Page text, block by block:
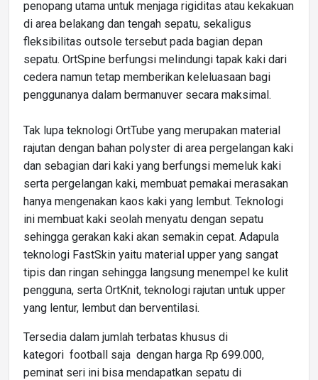
penopang utama untuk menjaga rigiditas atau kekakuan
di area belakang dan tengah sepatu, sekaligus
fleksibilitas outsole tersebut pada bagian depan
sepatu. OrtSpine berfungsi melindungi tapak kaki dari
cedera namun tetap memberikan keleluasaan bagi
penggunanya dalam bermanuver secara maksimal.
Tak lupa teknologi OrtTube yang merupakan material
rajutan dengan bahan polyster di area pergelangan kaki
dan sebagian dari kaki yang berfungsi memeluk kaki
serta pergelangan kaki, membuat pemakai merasakan
hanya mengenakan kaos kaki yang lembut. Teknologi
ini membuat kaki seolah menyatu dengan sepatu
sehingga gerakan kaki akan semakin cepat. Adapula
teknologi FastSkin yaitu material upper yang sangat
tipis dan ringan sehingga langsung menempel ke kulit
pengguna, serta OrtKnit, teknologi rajutan untuk upper
yang lentur, lembut dan berventilasi.
Tersedia dalam jumlah terbatas khusus di
kategori football saja dengan harga Rp 699.000,
peminat seri ini bisa mendapatkan sepatu di